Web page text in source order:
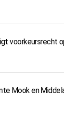
voorkeursrecht
Mook en